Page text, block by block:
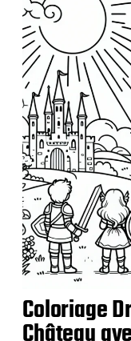
c
a
t
i
o
n
Coloriage